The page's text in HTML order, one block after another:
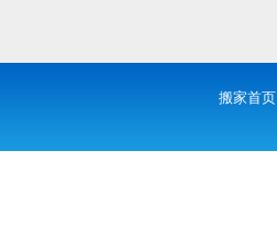
搬家首页